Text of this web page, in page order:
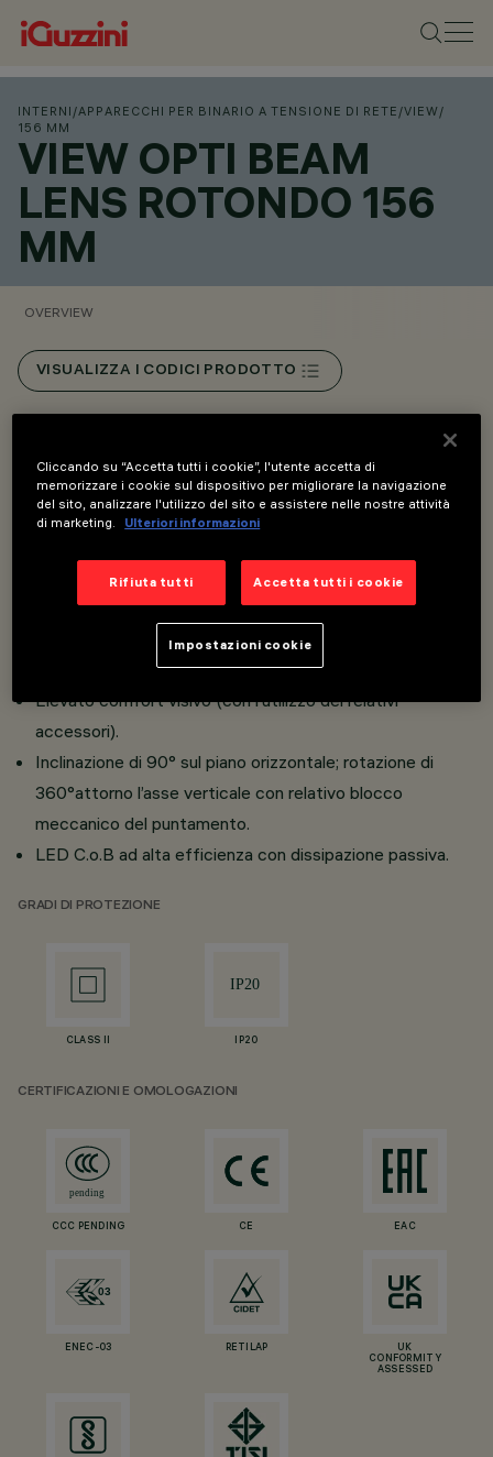
INTERNI /APPARECCHI PER BINARIO A TENSIONE DI RETE /VIEW/
156 MM
VIEW OPTI BEAM
LENS ROTONDO 156
MM
OVERVIEW
VISUALIZZA I CODICI PRODOTTO
Installazione a binario trifase / DALI.
Realizzato in pressofusione di alluminio e materiale
termoplastico.
Optibeam lens realizzata in materiale termoplastico per
un cono di luce ben definito.
Elevato comfort visivo (con l’utilizzo dei relativi
accessori).
Inclinazione di 90° sul piano orizzontale; rotazione di
360°attorno l’asse verticale con relativo blocco
meccanico del puntamento.
LED C.o.B ad alta efficienza con dissipazione passiva.
GRADI DI PROTEZIONE
CLASS II IP20
CERTIFICAZIONI E OMOLOGAZIONI
CCC PENDING CE EAC
ENEC-03 RETILAP
UK
CONFORMITY
ASSESSED
Cliccando su “Accetta tutti i cookie”, l'utente accetta di
memorizzare i cookie sul dispositivo per migliorare la navigazione
del sito, analizzare l'utilizzo del sito e assistere nelle nostre attività
di marketing.
Ulteriori informazioni
Rifiuta tutti Accetta tutti i cookie
Impostazioni cookie